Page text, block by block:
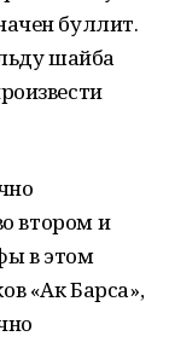
буллит.
шайба
втором и
в этом
«Ак Барса»,